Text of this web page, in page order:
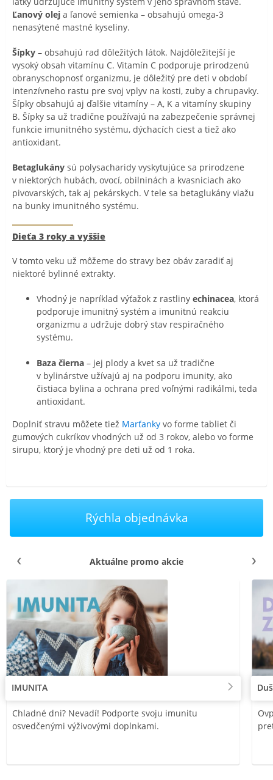
Ľanový olej a ľanové semienka – obsahujú omega-3
nenasýtené mastné kyseliny.
Šípky – obsahujú rad dôležitých látok. Najdôležitejší je
vysoký obsah vitamínu C. Vitamín C podporuje prirodzenú
obranyschopnosť organizmu, je dôležitý pre deti v období
intenzívneho rastu pre svoj vplyv na kosti, zuby a chrupavky.
Šípky obsahujú aj ďalšie vitamíny – A, K a vitamíny skupiny
B. Šípky sa už tradične používajú na zabezpečenie správnej
funkcie imunitného systému, dýchacích ciest a tiež ako
antioxidant.
Betaglukány sú polysacharidy vyskytujúce sa prirodzene
v niektorých hubách, ovocí, obilninách a kvasniciach ako
pivovarských, tak aj pekárskych. V tele sa betaglukány viažu
na bunky imunitného systému.
Dieťa 3 roky a vyššie
V tomto veku už môžeme do stravy bez obáv zaradiť aj
niektoré bylinné extrakty.
Vhodný je napríklad výťažok z rastliny echinacea, ktorá
podporuje imunitný systém a imunitnú reakciu
organizmu a udržuje dobrý stav respiračného
systému.
Baza čierna – jej plody a kvet sa už tradične
v bylinárstve užívajú aj na podporu imunity, ako
čistiaca bylina a ochrana pred voľnými radikálmi, teda
antioxidant.
Doplniť stravu môžete tiež Marťanky vo forme tabliet či
gumových cukríkov vhodných už od 3 rokov, alebo vo forme
sirupu, ktorý je vhodný pre deti už od 1 roka.
Rýchla objednávka
Aktuálne promo akcie
IMUNITA
Chladné dni? Nevadí! Podporte svoju imunitu
osvedčenými výživovými doplnkami.